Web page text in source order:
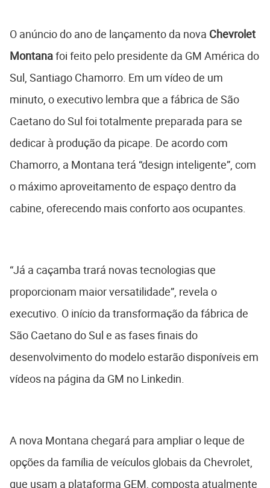
O anúncio do ano de lançamento da nova Chevrolet
Montanafoi feito pelo presidente da GM América do
Sul, Santiago Chamorro. Em um vídeo de um
minuto, o executivo lembra que a fábrica de São
Caetano do Sul foi totalmente preparada para se
dedicar à produção da picape. De acordo com
Chamorro, a Montana terá “design inteligente”, com
o máximo aproveitamento de espaço dentro da
cabine, oferecendo mais conforto aos ocupantes.
“Já a caçamba trará novas tecnologias que
proporcionam maior versatilidade”, revela o
executivo. O início da transformação da fábrica de
São Caetano do Sul e as fases finais do
desenvolvimento do modelo estarão disponíveis em
vídeos na página da GM no Linkedin.
A nova Montana chegará para ampliar o leque de
opções da família de veículos globais da Chevrolet,
que usam a plataforma GEM, composta atualmente